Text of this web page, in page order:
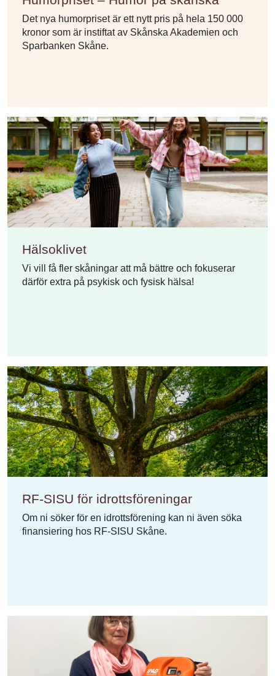
Det nya humorpriset är ett nytt pris på hela 150 000
kronor som är instiftat av Skånska Akademien och
Sparbanken Skåne.
Hälsoklivet
Vi vill få fler skåningar att må bättre och fokuserar
därför extra på psykisk och fysisk hälsa!
RF-SISU för idrottsföreningar
Om ni söker för en idrottsförening kan ni även söka
finansiering hos RF-SISU Skåne.